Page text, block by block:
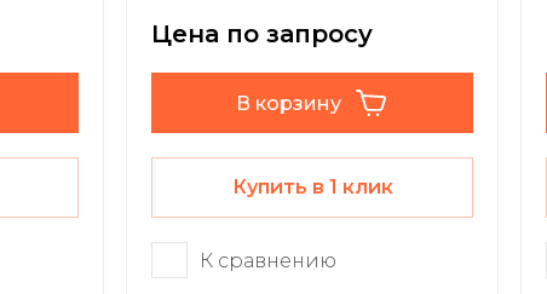
Цена по запросу
В корзину
Купить в 1 клик
К сравнению